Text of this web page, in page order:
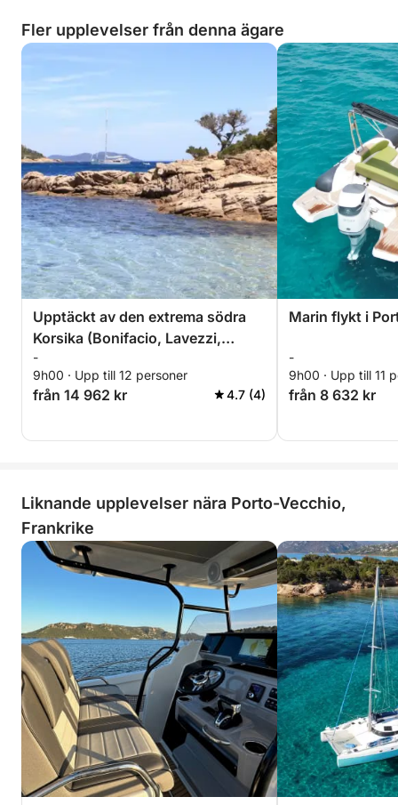
Fler upplevelser från denna ägare
Upptäckt av den extrema södra
Korsika (Bonifacio, Lavezzi,
Cavallo, Sant'Amanza och Porto-
Novo)
-
9h00 · Upp till 12 personer
från 14 962 kr 4.7 (4)
Marin flykt i
-
9h00 · Upp till 11
från 8 632 kr
Liknande upplevelser nära Porto-Vecchio,
Frankrike